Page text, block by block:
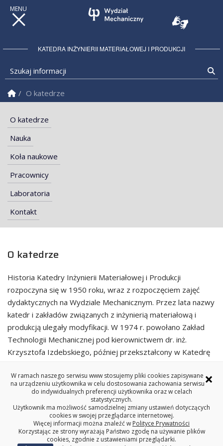
KATEDRA INŻYNIERII MATERIAŁOWEJ I PRODUKCJI
Szukaj informacji
Strona Główna
O katedrze
O katedrze
Nauka
Koła naukowe
Pracownicy
Laboratoria
Kontakt
O katedrze
Historia Katedry Inżynierii Materiałowej i Produkcji
rozpoczyna się w 1950 roku, wraz z rozpoczęciem zajęć
dydaktycznych na Wydziale Mechanicznym. Przez lata nazwy
katedr i zakładów związanych z inżynierią materiałową i
produkcją ulegały modyfikacji. W 1974 r. powołano Zakład
Technologii Mechanicznej pod kierownictwem dr. inż.
Krzysztofa Izdebskiego, później przekształcony w Katedrę
współtworzy Katedrę w obecnym kształcie. Katedrą
Inżynierii Materiałowej i Produkcji kieruje prof. dr hab. inż.
Krzysztof J. Kurzydłowski.
×
W ramach naszego serwisu www stosujemy pliki cookies zapisywane
na urządzeniu użytkownika w celu dostosowania zachowania serwisu
do indywidualnych preferencji użytkownika oraz w celach
statystycznych.
Użytkownik ma możliwość samodzielnej zmiany ustawień dotyczących
cookies w swojej przeglądarce internetowej.
Więcej informacji można znaleźć w Polityce Prywatności
Korzystając ze strony wyrażają Państwo zgodę na używanie plików
cookies, zgodnie z ustawieniami przeglądarki.